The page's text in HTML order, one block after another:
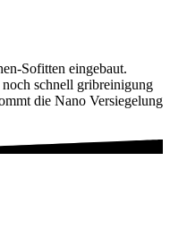
Sofitten eingebaut.
schnell gribreinigung
die Nano Versiegelung